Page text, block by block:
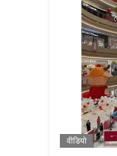
वीडियो